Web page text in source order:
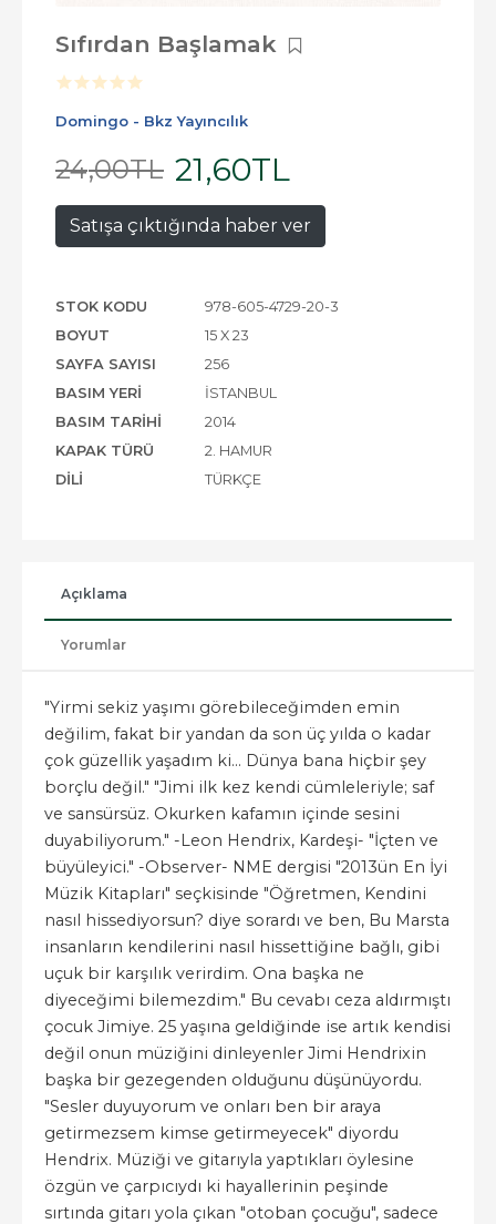
Sıfırdan Başlamak
Domingo - Bkz Yayıncılık
24,00TL 21,60TL
Satışa çıktığında haber ver
STOK KODU
978-605-4729-20-3
BOYUT
15 X 23
SAYFA SAYISI
256
BASIM YERI
İSTANBUL
BASIM TARIHI
2014
KAPAK TÜRÜ
2. HAMUR
DILI
TÜRKÇE
Açıklama
Yorumlar
"Yirmi sekiz yaşımı görebileceğimden emin
değilim, fakat bir yandan da son üç yılda o kadar
çok güzellik yaşadım ki... Dünya bana hiçbir şey
borçlu değil." "Jimi ilk kez kendi cümleleriyle; saf
ve sansürsüz. Okurken kafamın içinde sesini
duyabiliyorum." -Leon Hendrix, Kardeşi- "İçten ve
büyüleyici." -Observer- NME dergisi "2013ün En İyi
Müzik Kitapları" seçkisinde "Öğretmen, Kendini
nasıl hissediyorsun? diye sorardı ve ben, Bu Marsta
insanların kendilerini nasıl hissettiğine bağlı, gibi
uçuk bir karşılık verirdim. Ona başka ne
diyeceğimi bilemezdim." Bu cevabı ceza aldırmıştı
çocuk Jimiye. 25 yaşına geldiğinde ise artık kendisi
değil onun müziğini dinleyenler Jimi Hendrixin
başka bir gezegenden olduğunu düşünüyordu.
"Sesler duyuyorum ve onları ben bir araya
getirmezsem kimse getirmeyecek" diyordu
Hendrix. Müziği ve gitarıyla yaptıkları öylesine
özgün ve çarpıcıydı ki hayallerinin peşinde
sırtında gitarı yola çıkan "otoban çocuğu", sadece